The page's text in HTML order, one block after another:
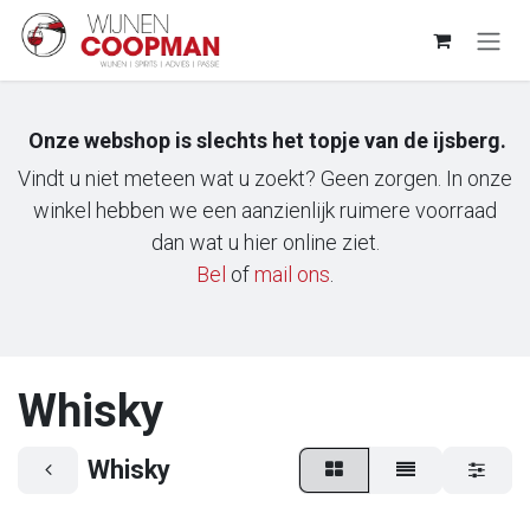
Overslaan naar inhoud
Onze webshop is slechts het topje van de ijsberg.
Vindt u niet meteen wat u zoekt? Geen zorgen. In onze
winkel hebben we een aanzienlijk ruimere voorraad
dan wat u hier online ziet.
Bel ofm​ail ons
Whisky
Whisky